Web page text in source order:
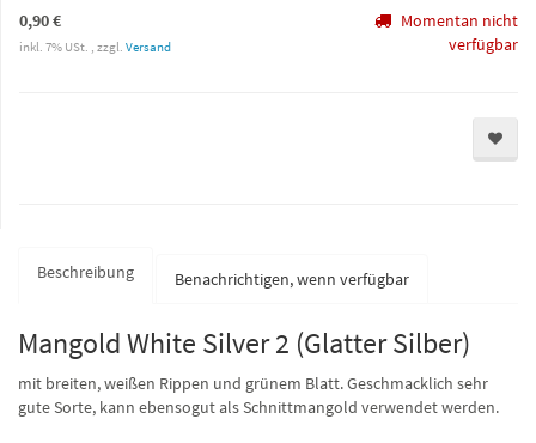
0,90 €
inkl. 7% USt. , zzgl. Versand
Momentan nicht
verfügbar
Beschreibung Benachrichtigen, wenn verfügbar
Mangold White Silver 2 (Glatter Silber)
mit breiten, weißen Rippen und grünem Blatt. Geschmacklich sehr
gute Sorte, kann ebensogut als Schnittmangold verwendet werden.